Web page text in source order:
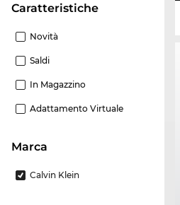
Caratteristiche
Novità
Saldi
In Magazzino
Adattamento Virtuale
Marca
Calvin Klein